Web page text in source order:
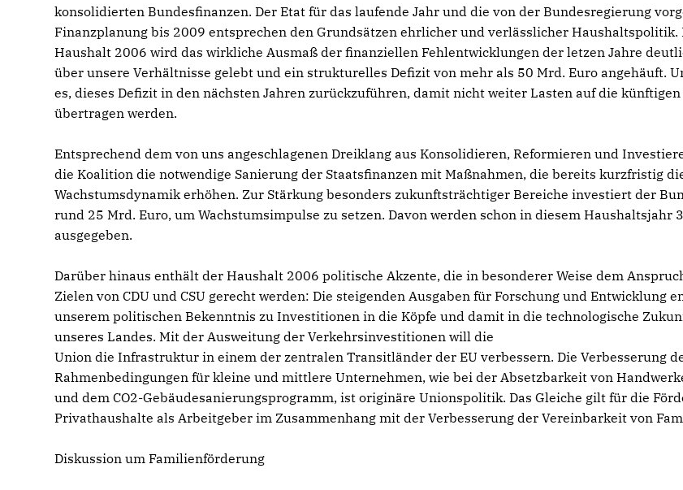
konsolidierten Bundesfinanzen. Der Etat für das laufende Jahr und die von der Bundesregierung
Finanzplanung bis 2009 entsprechen den Grundsätzen ehrlicher und verlässlicher Haushaltspolitik.
Haushalt 2006 wird das wirkliche Ausmaß der finanziellen Fehlentwicklungen der letzen Jahre
über unsere Verhältnisse gelebt und ein strukturelles Defizit von mehr als 50 Mrd. Euro angehäuft.
es, dieses Defizit in den nächsten Jahren zurückzuführen, damit nicht weiter Lasten auf die
übertragen werden.
Entsprechend dem von uns angeschlagenen Dreiklang aus Konsolidieren, Reformieren und
die Koalition die notwendige Sanierung der Staatsfinanzen mit Maßnahmen, die bereits kurzfristig
Wachstumsdynamik erhöhen. Zur Stärkung besonders zukunftsträchtiger Bereiche investiert der
rund 25 Mrd. Euro, um Wachstumsimpulse zu setzen. Davon werden schon in diesem Haushaltsjahr
ausgegeben.
Darüber hinaus enthält der Haushalt 2006 politische Akzente, die in besonderer Weise dem
Zielen von CDU und CSU gerecht werden: Die steigenden Ausgaben für Forschung und Entwicklung
unserem politischen Bekenntnis zu Investitionen in die Köpfe und damit in die technologische
unseres Landes. Mit der Ausweitung der Verkehrsinvestitionen will die
Union die Infrastruktur in einem der zentralen Transitländer der EU verbessern. Die Verbesserung
Rahmenbedingungen für kleine und mittlere Unternehmen, wie bei der Absetzbarkeit von
und dem CO2-Gebäudesanierungsprogramm, ist originäre Unionspolitik. Das Gleiche gilt für die
Privathaushalte als Arbeitgeber im Zusammenhang mit der Verbesserung der Vereinbarkeit von
Diskussion um Familienförderung